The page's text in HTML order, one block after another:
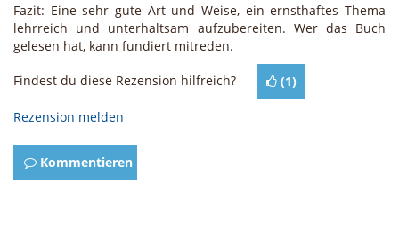
Fazit: Eine sehr gute Art und Weise, ein ernsthaftes Thema
lehrreich und unterhaltsam aufzubereiten. Wer das Buch
gelesen hat, kann fundiert mitreden.
Findest du diese Rezension hilfreich? (1)
Rezension melden
Kommentieren